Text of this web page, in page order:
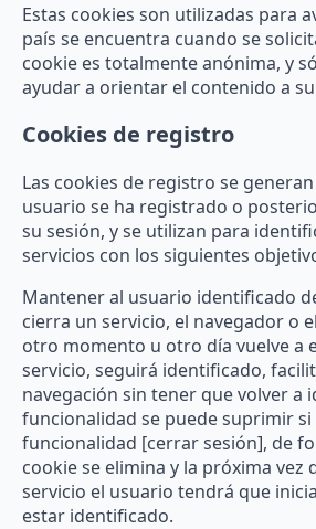
Estas cookies son utilizadas para
país se encuentra cuando se
cookie es totalmente anónima, y
ayudar a orientar el contenido a
Cookies de registro
Las cookies de registro se
usuario se ha registrado o
su sesión, y se utilizan para
servicios con los siguientes
Mantener al usuario identificado
cierra un servicio, el navegador o
otro momento u otro día vuelve a
servicio, seguirá identificado,
navegación sin tener que volver a
funcionalidad se puede suprimir
funcionalidad [cerrar sesión], de
cookie se elimina y la próxima vez
servicio el usuario tendrá que
estar identificado.